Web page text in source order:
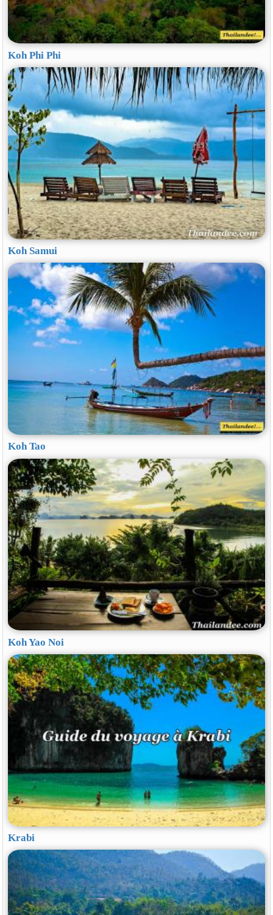
Koh Phi Phi
Koh Samui
Koh Tao
Koh Yao Noi
Krabi